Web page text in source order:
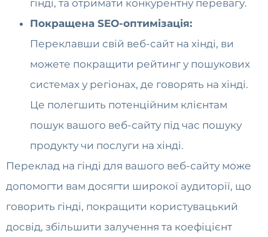
гінді, та отримати конкурентну перевагу.
Покращена SEO-оптимізація:
Переклавши свій веб-сайт на хінді, ви
можете покращити рейтинг у пошукових
системах у регіонах, де говорять на хінді.
Це полегшить потенційним клієнтам
пошук вашого веб-сайту під час пошуку
продукту чи послуги на хінді.
Переклад на гінді для вашого веб-сайту може
допомогти вам досягти широкої аудиторії, що
говорить гінді, покращити користувацький
досвід, збільшити залучення та коефіцієнт